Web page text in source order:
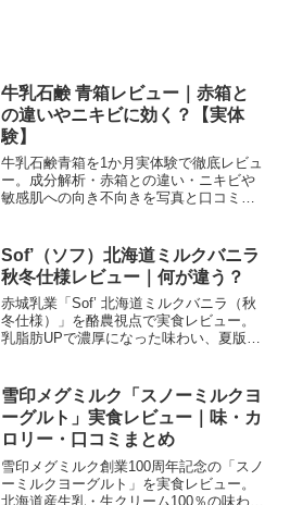
牛乳石鹸 青箱レビュー｜赤箱と
の違いやニキビに効く？【実体
験】
牛乳石鹸青箱を1か月実体験で徹底レビュ
ー。成分解析・赤箱との違い・ニキビや
敏感肌への向き不向きを写真と口コミで
Sof’（ソフ）北海道ミルクバニラ
秋冬仕様レビュー｜何が違う？
赤城乳業「Sof’ 北海道ミルクバニラ（秋
冬仕様）」を酪農視点で実食レビュー。
乳脂肪UPで濃厚になった味わい、夏版と
雪印メグミルク「スノーミルクヨ
ーグルト」実食レビュー｜味・カ
ロリー・口コミまとめ
雪印メグミルク創業100周年記念の「スノ
ーミルクヨーグルト」を実食レビュー。
北海道産生乳・生クリーム100％の味わ